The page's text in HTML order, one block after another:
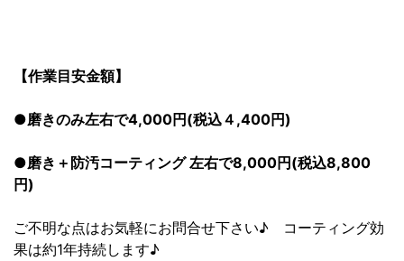
【作業目安金額】
●磨きのみ左右で4,000円(税込４,400円)
●磨き＋防汚コーティング 左右で8,000円(税込8,800
円)
ご不明な点はお気軽にお問合せ下さい♪ コーティング効
果は約1年持続します♪